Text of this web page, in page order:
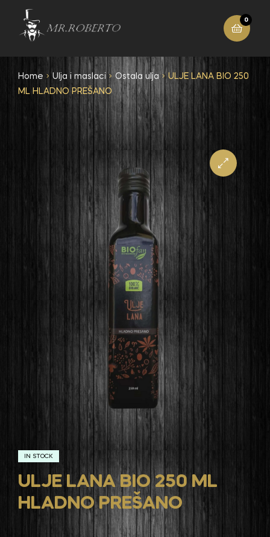
0
Home Ulja i maslaci Ostala ulja
ULJE LANA BIO 250
ML HLADNO PREŠANO
IN STOCK
ULJE LANA BIO 250 ML
HLADNO PREŠANO